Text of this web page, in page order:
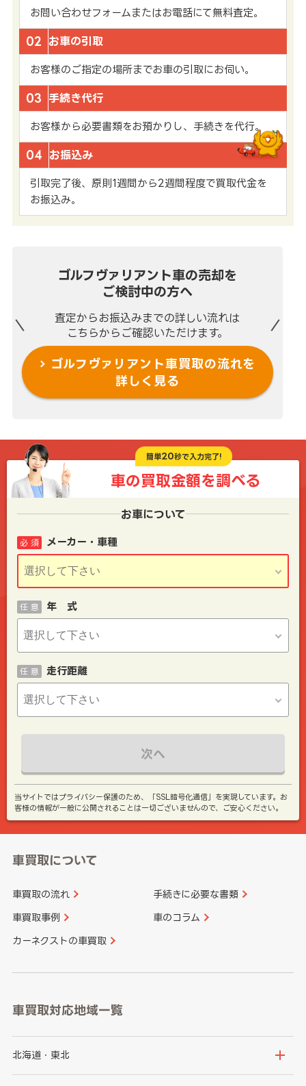
お問い合わせフォームまたはお電話にて無料査定。
02 お車の引取
お客様のご指定の場所までお車の引取にお伺い。
03 手続き代行
お客様から必要書類をお預かりし、手続きを代行。
04 お振込み
引取完了後、原則1週間から2週間程度で買取代金を
お振込み。
ゴルフヴァリアント車の売却を
ご検討中の方へ
査定からお振込みまでの詳しい流れは
こちらからご確認いただけます。
ゴルフヴァリアント車買取の流れを
詳しく見る
簡単20秒で入力完了!
車の買取金額を調べる
お車について
メーカー・車種
必 須
年 式
任 意
走行距離
任 意
次へ
当サイトではプライバシー保護のため、「SSL暗号化通信」を実現しています。お
客様の情報が一般に公開されることは一切ございませんので、ご安心ください。
車買取について
車買取の流れ 手続きに必要な書類
車買取事例 車のコラム
カーネクストの車買取
車買取対応地域一覧
北海道・東北